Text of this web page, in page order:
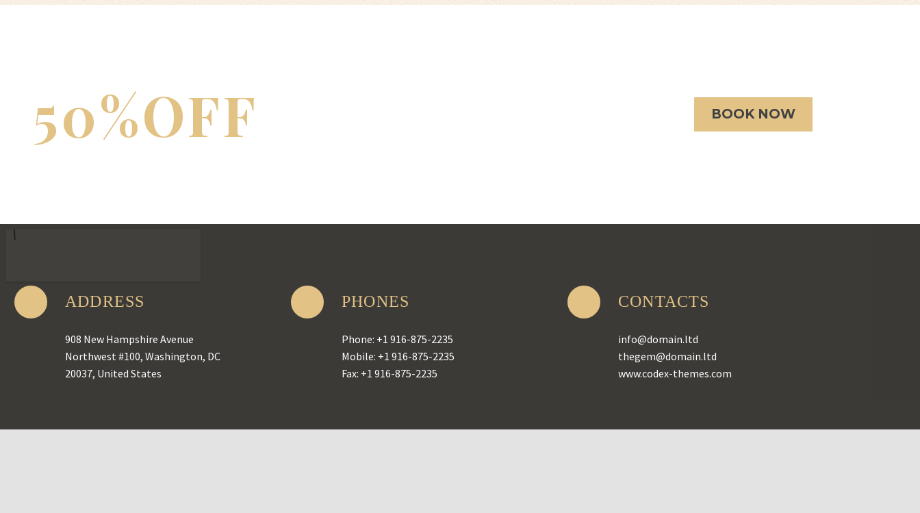
50%OFF BOOK NOW
ADDRESS
908 New Hampshire Avenue
Northwest #100, Washington, DC
20037, United States
PHONES
Phone: +1 916-875-2235
Mobile: +1 916-875-2235
Fax: +1 916-875-2235
CONTACTS
info@domain.ltd
thegem@domain.ltd
www.codex-themes.com